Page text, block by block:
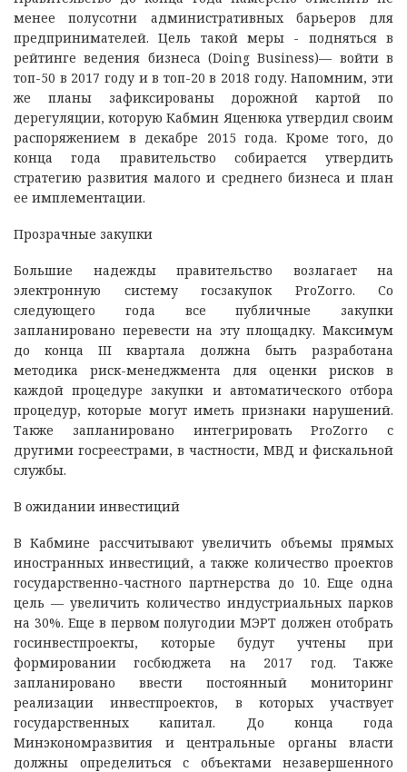
менее полусотни административных барьеров для
предпринимателей. Цель такой меры - подняться в
рейтинге ведения бизнеса (Doing Business)— войти в
топ-50 в 2017 году и в топ-20 в 2018 году. Напомним, эти
же планы зафиксированы дорожной картой по
дерегуляции, которую Кабмин Яценюка утвердил своим
распоряжением в декабре 2015 года. Кроме того, до
конца года правительство собирается утвердить
стратегию развития малого и среднего бизнеса и план
ее имплементации.
Прозрачные закупки
Большие надежды правительство возлагает на
электронную систему госзакупок ProZorro. Со
следующего года все публичные закупки
запланировано перевести на эту площадку. Максимум
до конца III квартала должна быть разработана
методика риск-менеджмента для оценки рисков в
каждой процедуре закупки и автоматического отбора
процедур, которые могут иметь признаки нарушений.
Также запланировано интегрировать ProZorro с
другими госреестрами, в частности, МВД и фискальной
службы.
В ожидании инвестиций
В Кабмине рассчитывают увеличить объемы прямых
иностранных инвестиций, а также количество проектов
государственно-частного партнерства до 10. Еще одна
цель — увеличить количество индустриальных парков
на 30%. Еще в первом полугодии МЭРТ должен отобрать
госинвестпроекты, которые будут учтены при
формировании госбюджета на 2017 год. Также
запланировано ввести постоянный мониторинг
реализации инвестпроектов, в которых участвует
государственных капитал. До конца года
Минэкономразвития и центральные органы власти
должны определиться с объектами незавершенного